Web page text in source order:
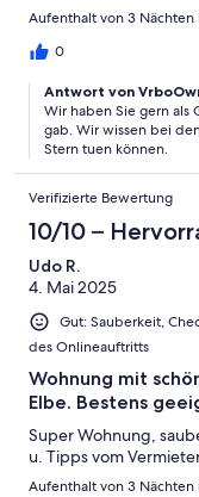
'basics' in the kitchen,
Not a real problem - it
Aufenthalt von 3
0
Antwort von
Wir haben Sie gern als
gab. Wir wissen bei
Stern tuen können.
Verifizierte Bewertung
10/10 –
Udo R.
4. Mai 2025
Gut: Sauberkeit,
des Onlineauftritts
Wohnung mit
Elbe. Bestens
Super Wohnung,
u. Tipps vom
Aufenthalt von 3